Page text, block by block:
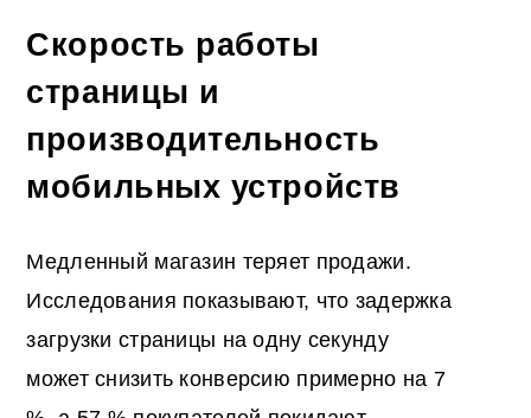
Скорость работы
страницы и
производительность
мобильных устройств
Медленный магазин теряет продажи.
Исследования показывают, что задержка
загрузки страницы на одну секунду
может снизить конверсию примерно на 7